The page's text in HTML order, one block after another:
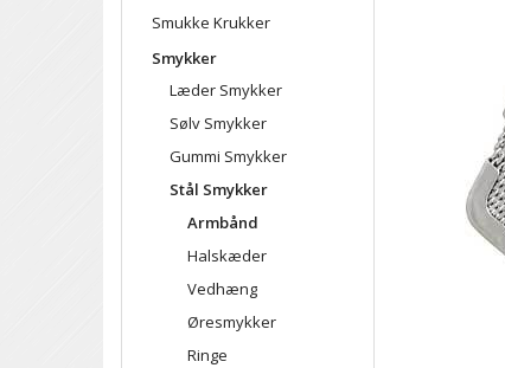
Smukke Krukker
Smykker
Læder Smykker
Sølv Smykker
Gummi Smykker
Stål Smykker
Armbånd
Halskæder
Vedhæng
Øresmykker
Ringe